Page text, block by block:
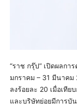
“ราช กรุ๊ป” เปิดผลกา
มกราคม – 31 มีนาคม
ลงร้อยละ 20 เมื่อเทีย
และบริษัทย่อยมีการบั